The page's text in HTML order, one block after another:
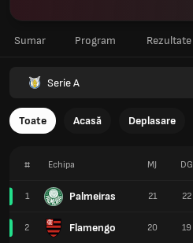
Sumar Program Rezultate
Serie A
Toate Acasă Deplasare
# Echipa
1 Palmeiras
2 Flamengo
MJ DG
21 22
20 19